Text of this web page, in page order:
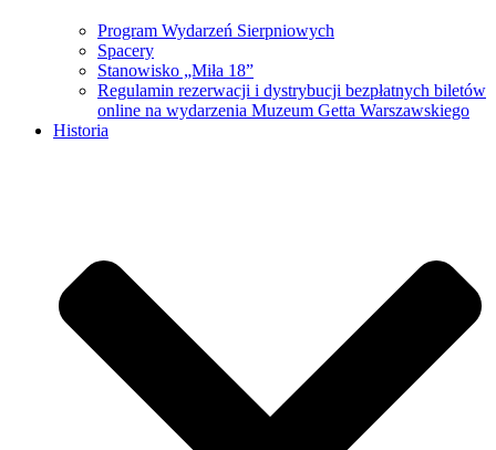
Program Wydarzeń Sierpniowych
Spacery
Stanowisko „Miła 18”
Regulamin rezerwacji i dystrybucji bezpłatnych biletów
online na wydarzenia Muzeum Getta Warszawskiego
Historia